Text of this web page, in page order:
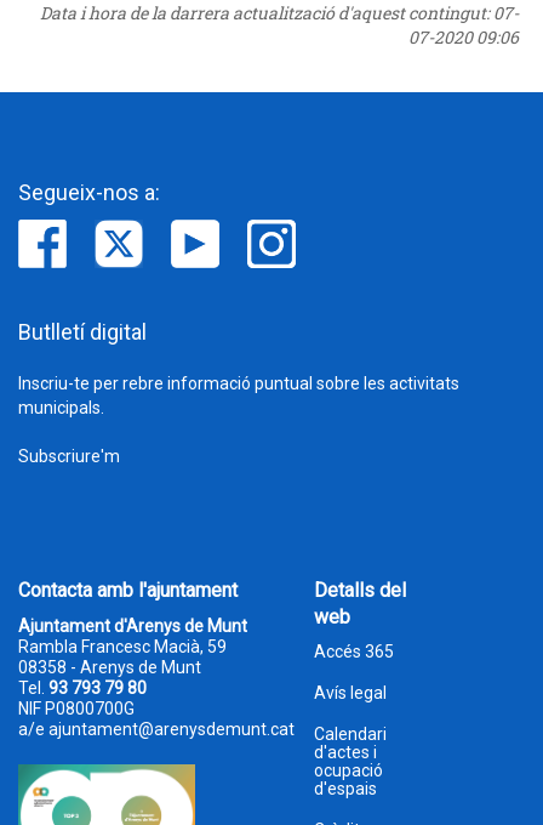
Data i hora de la darrera actualització d'aquest contingut:07-
07-2020 09:06
Segueix-nos a:
Butlletí digital
Inscriu-te per rebre informació puntual sobre les activitats
municipals.
Subscriure'm
Contacta amb l'ajuntament
Ajuntament d'Arenys de Munt
Rambla Francesc Macià, 59
08358 - Arenys de Munt
Tel. 93 793 79 80
NIF P0800700G
a/e ajuntament@arenysdemunt.cat
Detalls del
web
Accés 365
Avís legal
Calendari
d'actes i
ocupació
d'espais